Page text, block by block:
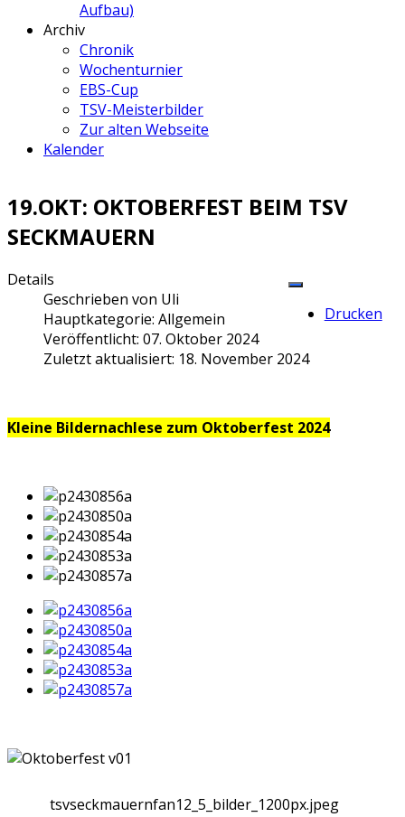
Aufbau)
Archiv
Chronik
Wochenturnier
EBS-Cup
TSV-Meisterbilder
Zur alten Webseite
Kalender
19.OKT: OKTOBERFEST BEIM TSV
SECKMAUERN
Drucken
Details
Geschrieben von Uli
Hauptkategorie: Allgemein
Veröffentlicht: 07. Oktober 2024
Zuletzt aktualisiert: 18. November 2024
Kleine Bildernachlese zum Oktoberfest 2024
tsvseckmauernfan12_5_bilder_1200px.jpeg